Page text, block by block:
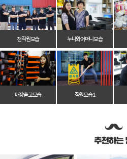
전 직원 모습 누나와 어머니 모습
매장 출고 모습 직원 모습 1